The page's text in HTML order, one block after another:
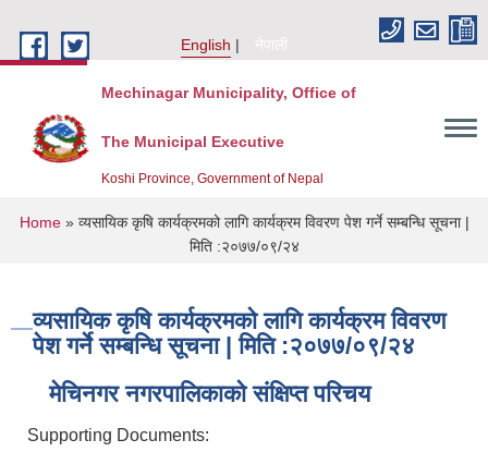
English
नेपाली
Mechinagar Municipality, Office of
The Municipal Executive
Koshi Province, Government of Nepal
You are here
Home» व्यसायिक कृषि कार्यक्रमको लागि कार्यक्रम विवरण पेश गर्ने सम्बन्धि सूचना |
मिति :२०७७/०९/२४
व्यसायिक कृषि कार्यक्रमको लागि कार्यक्रम विवरण
पेश गर्ने सम्बन्धि सूचना | मिति :२०७७/०९/२४
मेचिनगर नगरपालिकाको संक्षिप्‍त परिचय
Supporting Documents: